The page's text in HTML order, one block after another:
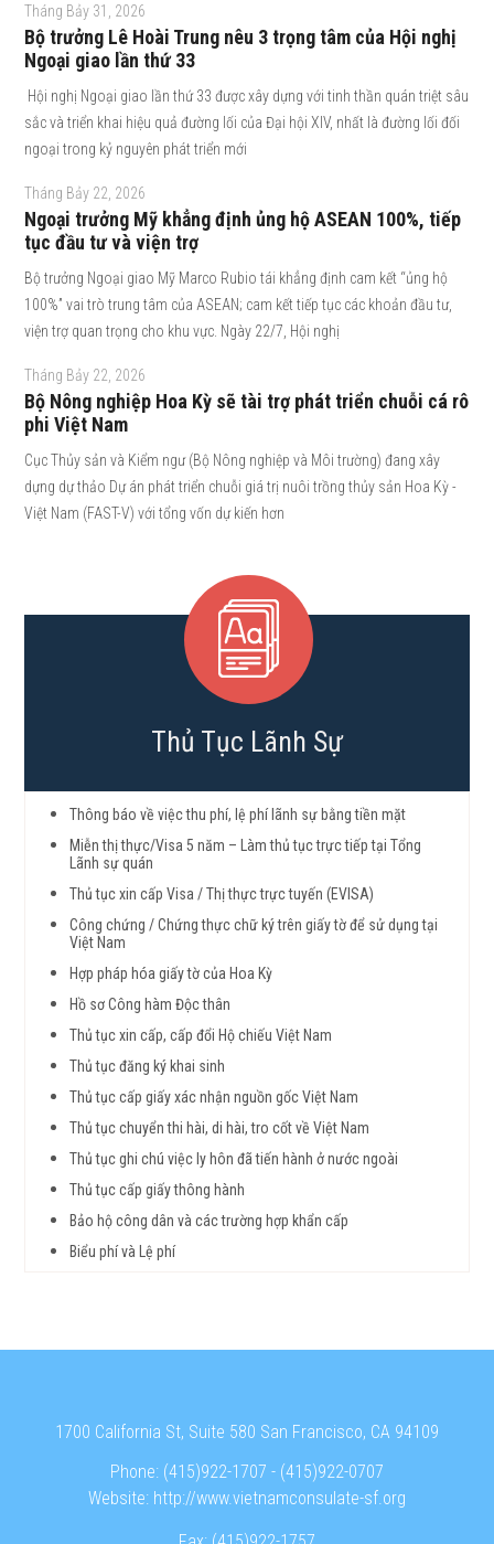
Tháng Bảy 31, 2026
Bộ trưởng Lê Hoài Trung nêu 3 trọng tâm của Hội nghị
Ngoại giao lần thứ 33
Hội nghị Ngoại giao lần thứ 33 được xây dựng với tinh thần quán triệt sâu
sắc và triển khai hiệu quả đường lối của Đại hội XIV, nhất là đường lối đối
ngoại trong kỷ nguyên phát triển mới
Tháng Bảy 22, 2026
Ngoại trưởng Mỹ khẳng định ủng hộ ASEAN 100%, tiếp
tục đầu tư và viện trợ
Bộ trưởng Ngoại giao Mỹ Marco Rubio tái khẳng định cam kết “ủng hộ
100%” vai trò trung tâm của ASEAN; cam kết tiếp tục các khoản đầu tư,
viện trợ quan trọng cho khu vực. Ngày 22/7, Hội nghị
Tháng Bảy 22, 2026
Bộ Nông nghiệp Hoa Kỳ sẽ tài trợ phát triển chuỗi cá rô
phi Việt Nam
Cục Thủy sản và Kiểm ngư (Bộ Nông nghiệp và Môi trường) đang xây
dựng dự thảo Dự án phát triển chuỗi giá trị nuôi trồng thủy sản Hoa Kỳ -
Việt Nam (FAST-V) với tổng vốn dự kiến hơn
Thủ Tục Lãnh Sự
Thông báo về việc thu phí, lệ phí lãnh sự bằng tiền mặt
Miễn thị thực/Visa 5 năm – Làm thủ tục trực tiếp tại Tổng
Lãnh sự quán
Thủ tục xin cấp Visa / Thị thực trực tuyến (EVISA)
Công chứng / Chứng thực chữ ký trên giấy tờ để sử dụng tại
Việt Nam
Hợp pháp hóa giấy tờ của Hoa Kỳ
Hồ sơ Công hàm Độc thân
Thủ tục xin cấp, cấp đổi Hộ chiếu Việt Nam
Thủ tục đăng ký khai sinh
Thủ tục cấp giấy xác nhận nguồn gốc Việt Nam
Thủ tục chuyển thi hài, di hài, tro cốt về Việt Nam
Thủ tục ghi chú việc ly hôn đã tiến hành ở nước ngoài
Thủ tục cấp giấy thông hành
Bảo hộ công dân và các trường hợp khẩn cấp
Biểu phí và Lệ phí
1700 California St, Suite 580 San Francisco, CA 94109
Phone: (415)922-1707 - (415)922-0707
Website: http://www.vietnamconsulate-sf.org